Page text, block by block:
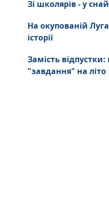
Зі школярів - у
На окупованій
історії
Замість
"завдання" на літо